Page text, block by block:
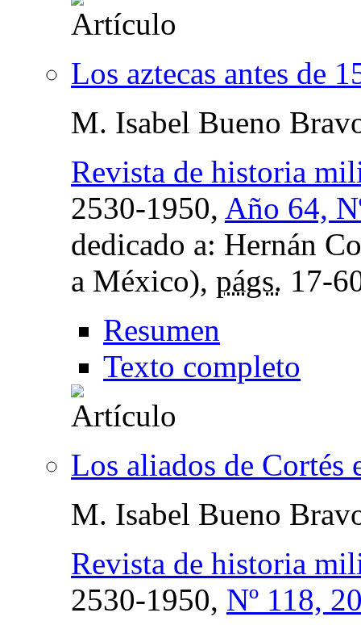
Los aztecas antes de
M. Isabel Bueno
Revista de historia
2530-1950, Año 64,
dedicado a: Hernán
a México), págs. 17-
Resumen
Texto completo
Los aliados de Cortés
M. Isabel Bueno
Revista de historia
2530-1950, Nº 118,